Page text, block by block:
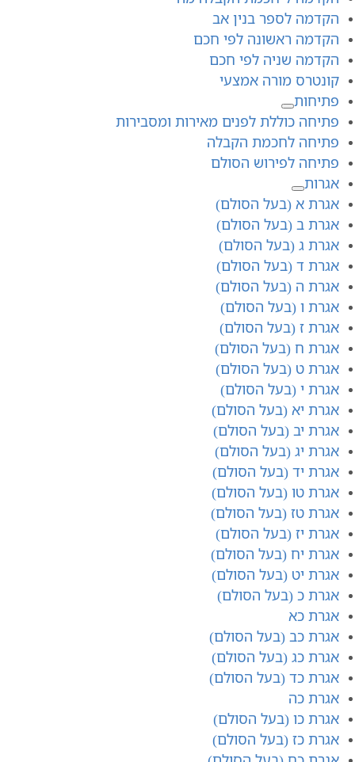
הקדמה לספר בנין אב
הקדמה ראשונה לפי חכם
הקדמה שניה לפי חכם
קונטרס מורה אמצעי
פתיחות
פתיחה כוללת לפנים מאירות ומסבירות
פתיחה לחכמת הקבלה
פתיחה לפירוש הסולם
אגרות
אגרת א (בעל הסולם)
אגרת ב (בעל הסולם)
אגרת ג (בעל הסולם)
אגרת ד (בעל הסולם)
אגרת ה (בעל הסולם)
אגרת ו (בעל הסולם)
אגרת ז (בעל הסולם)
אגרת ח (בעל הסולם)
אגרת ט (בעל הסולם)
אגרת י (בעל הסולם)
אגרת יא (בעל הסולם)
אגרת יב (בעל הסולם)
אגרת יג (בעל הסולם)
אגרת יד (בעל הסולם)
אגרת טו (בעל הסולם)
אגרת טז (בעל הסולם)
אגרת יז (בעל הסולם)
אגרת יח (בעל הסולם)
אגרת יט (בעל הסולם)
אגרת כ (בעל הסולם)
אגרת כא
אגרת כב (בעל הסולם)
אגרת כג (בעל הסולם)
אגרת כד (בעל הסולם)
אגרת כה
אגרת כו (בעל הסולם)
אגרת כז (בעל הסולם)